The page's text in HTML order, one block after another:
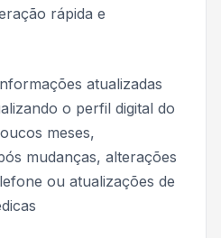
rápida e
atualizadas
o perfil digital do
meses,
mudanças, alterações
ou atualizações de